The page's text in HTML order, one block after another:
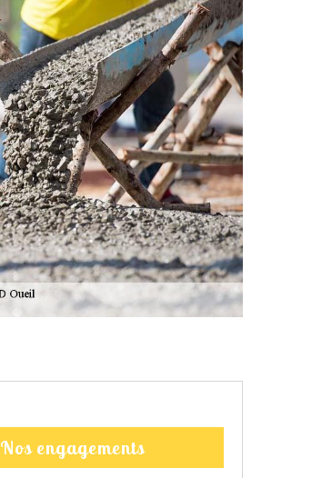
Nos engagements